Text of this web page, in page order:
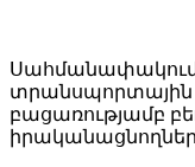
տրանսպորտային
բացառությամբ